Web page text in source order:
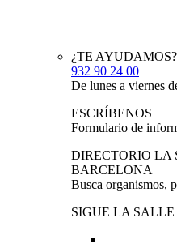
¿TE AYUDAMOS?
932 90 24 00
De lunes a viernes
ESCRÍBENOS
Formulario de
DIRECTORIO LA
BARCELONA
Busca organismos,
SIGUE LA SALLE